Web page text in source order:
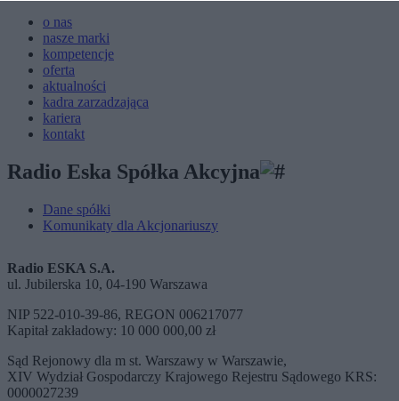
o nas
nasze marki
kompetencje
oferta
aktualności
kadra zarzadzająca
kariera
kontakt
Radio Eska Spółka Akcyjna
Dane spółki
Komunikaty dla Akcjonariuszy
Radio ESKA S.A.
ul. Jubilerska 10, 04-190 Warszawa
NIP 522-010-39-86, REGON 006217077
Kapitał zakładowy: 10 000 000,00 zł
Sąd Rejonowy dla m st. Warszawy w Warszawie,
XIV Wydział Gospodarczy Krajowego Rejestru Sądowego KRS:
0000027239